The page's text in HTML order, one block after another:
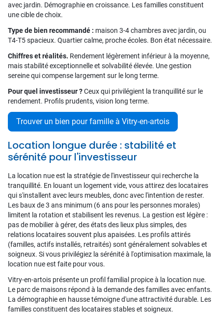
avec jardin. Démographie en croissance. Les familles constituent
une cible de choix.
Type de bien recommandé : maison 3-4 chambres avec jardin, ou
T4-T5 spacieux. Quartier calme, proche écoles. Bon état nécessaire.
Chiffres et réalités. Rendement légèrement inférieur à la moyenne,
mais stabilité exceptionnelle et solvabilité élevée. Une gestion
sereine qui compense largement sur le long terme.
Pour quel investisseur ?Ceux qui privilégient la tranquillité sur le
rendement. Profils prudents, vision long terme.
Trouver un bien pour famille à Vitry-en-artois
Location longue durée : stabilité et
sérénité pour l'investisseur
La location nue est la stratégie de l'investisseur qui recherche la
tranquillité. En louant un logement vide, vous attirez des locataires
qui s'installent avec leurs meubles, donc avec l'intention de rester.
Les baux de 3 ans minimum (6 ans pour les personnes morales)
limitent la rotation et stabilisent les revenus. La gestion est légère :
pas de mobilier à gérer, des états des lieux plus simples, des
relations locataires souvent plus apaisées. Les profils attirés
(familles, actifs installés, retraités) sont généralement solvables et
soigneux. Si vous privilégiez la sérénité à l'optimisation maximale, la
location nue est faite pour vous.
Vitry-en-artois présente un profil familial propice à la location nue.
Le parc de maisons répond à la demande des familles avec enfants.
La démographie en hausse témoigne d'une attractivité durable. Les
familles constituent des locataires stables et soigneux.